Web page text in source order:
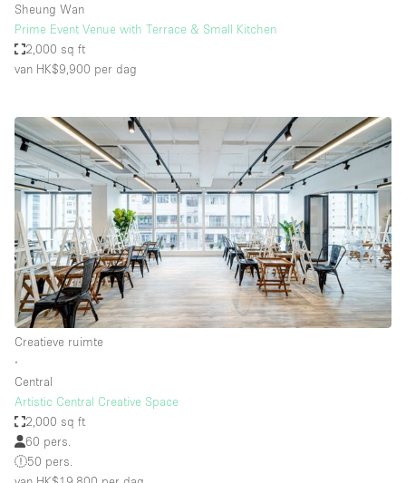
Sheung Wan
Prime Event Venue with Terrace & Small Kitchen
2,000 sq ft
van HK$9,900 per dag
Creatieve ruimte
∙
Central
Artistic Central Creative Space
2,000 sq ft
60 pers.
50 pers.